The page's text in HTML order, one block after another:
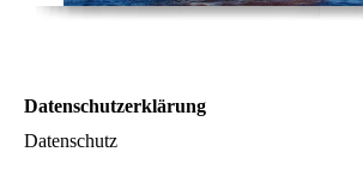
Datenschutzerklärung
Datenschutz